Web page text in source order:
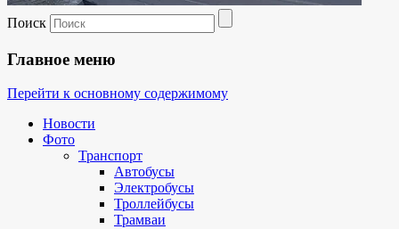
Поиск
Главное меню
Перейти к основному содержимому
Новости
Фото
Транспорт
Автобусы
Электробусы
Троллейбусы
Трамваи